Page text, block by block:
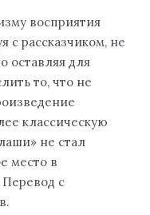
восприятия
с рассказчиком, не
оставляя для
то, что не
классическую
не стал
место в
с